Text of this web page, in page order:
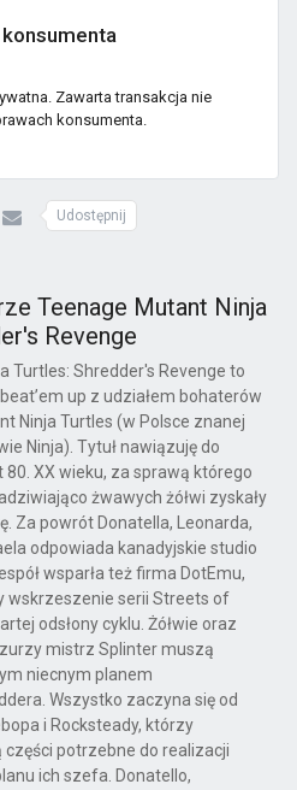
Zawarta transakcja nie
konsumenta.
Udostępnij
Teenage Mutant Ninja
Revenge
Turtles: Shredder's Revenge to
up z udziałem bohaterów
Ninja Turtles (w Polsce znanej
Ninja). Tytuł nawiązuję do
XX wieku, za sprawą którego
żwawych żółwi zyskały
Za powrót Donatella, Leonarda,
odpowiada kanadyjskie studio
wsparła też firma DotEmu,
wskrzeszenie serii Streets of
odsłony cyklu. Żółwie oraz
mistrz Splinter muszą
niecnym planem
Wszystko zaczyna się od
i Rocksteady, którzy
potrzebne do realizacji
ich szefa. Donatello,